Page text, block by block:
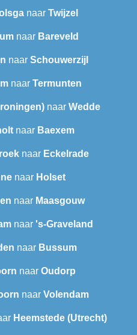
naar Twijzel
naar Bareveld
naar Schouwerzijl
naar Termunten
naar Wedde
naar Baexem
naar Eckelrade
naar Holset
naar Maasgouw
naar 's-Graveland
naar Bussum
naar Oudorp
naar Volendam
Heemstede (Utrecht)